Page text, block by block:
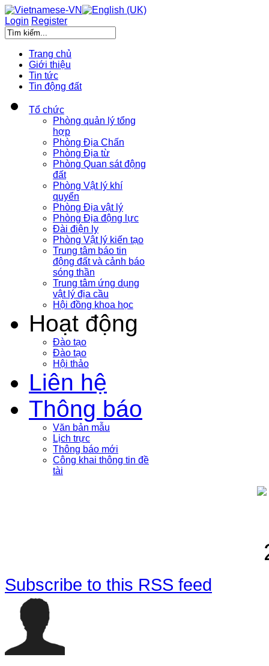
Login Register
Trang chủ
Giới thiệu
Tin tức
Tin động đất
Tổ chức
Phòng quản lý tổng
hợp
Phòng Địa Chấn
Phòng Địa từ
Phòng Quan sát động
đất
Phòng Vật lý khí
quyển
Phòng Địa vật lý
Phòng Địa động lực
Đài điện ly
Phòng Vật lý kiến tạo
Trung tâm báo tin
động đất và cảnh báo
sóng thần
Trung tâm ứng dụng
vật lý địa cầu
Hội đồng khoa học
Hoạt động
Đào tạo
Đào tạo
Hội thảo
Liên hệ
Thông báo
Văn bản mẫu
Lịch trực
Thông báo mới
Công khai thông tin đề
tài
Subscribe to this RSS feed